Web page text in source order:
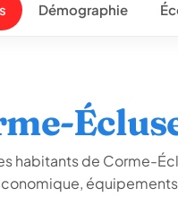
Démographie
habitants de Corme-